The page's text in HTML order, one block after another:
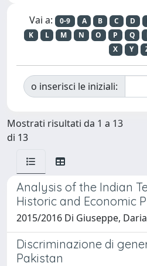
Vai a: 0-9 A B C D
K
L M N O P Q
X
Y
o inserisci le iniziali:
Mostrati risultati da 1 a 13
di 13
Analysis of the Indian
Historic and Economic
2015/2016 Di Giuseppe, Daria
Discriminazione di
Pakistan